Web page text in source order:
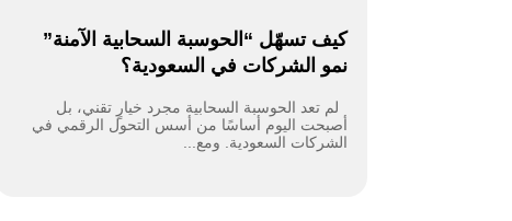
كيف تسهّل “الحوسبة السحابية الآمنة”
نمو الشركات في السعودية؟
لم تعد الحوسبة السحابية مجرد خيارٍ تقني، بل
أصبحت اليوم أساسًا من أسس التحول الرقمي في
الشركات السعودية. ومع...